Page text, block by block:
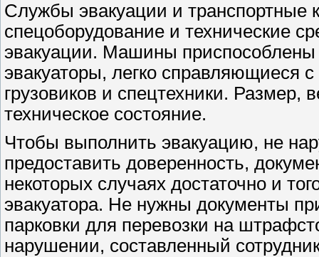
Службы эвакуации и транспортные
спецоборудование и технические
эвакуации. Машины
эвакуаторы, легко справляющиеся
грузовиков и спецтехники. Размер,
техническое состояние.
Чтобы выполнить эвакуацию, не
предоставить доверенность,
некоторых случаях достаточно и
эвакуатора. Не нужны документы
парковки для перевозки на
нарушении, составленный